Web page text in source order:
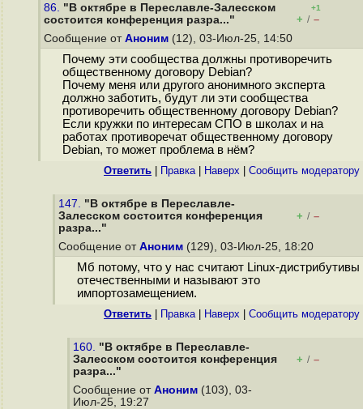
86. "В октябре в Переславле-Залесском
состоится конференция разра..."
+1
+ / –
Сообщение от Аноним (12), 03-Июл-25, 14:50
Почему эти сообщества должны противоречить
общественному договору Debian?
Почему меня или другого анонимного эксперта
должно заботить, будут ли эти сообщества
противоречить общественному договору Debian?
Если кружки по интересам СПО в школах и на
работах противоречат общественному договору
Debian, то может проблема в нём?
Ответить Правка| Наверх Cообщить модератору
147. "В октябре в Переславле-
Залесском состоится конференция
разра..."
+ / –
Сообщение от Аноним (129), 03-Июл-25, 18:20
Мб потому, что у нас считают Linux-дистрибутивы
отечественными и называют это
импортозамещением.
Ответить Правка| Наверх Cообщить модератору
160. "В октябре в Переславле-
Залесском состоится конференция
разра..."
+ / –
Сообщение от Аноним (103), 03-
Июл-25, 19:27